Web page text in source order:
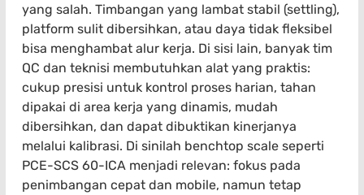
yang salah. Timbangan yang lambat stabil (settling),
platform sulit dibersihkan, atau daya tidak fleksibel
bisa menghambat alur kerja. Di sisi lain, banyak tim
QC dan teknisi membutuhkan alat yang praktis:
cukup presisi untuk kontrol proses harian, tahan
dipakai di area kerja yang dinamis, mudah
dibersihkan, dan dapat dibuktikan kinerjanya
melalui kalibrasi. Di sinilah benchtop scale seperti
PCE-SCS 60-ICA menjadi relevan: fokus pada
penimbangan cepat dan mobile, namun tetap